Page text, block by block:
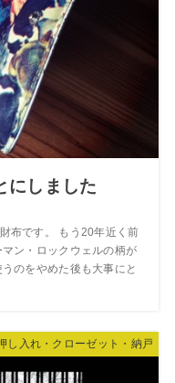
にしました
布です。 もう20年近く前
ン・ロックウェルの柄が
のをやめた後も大事にと
し入れ・クローゼット・納戸